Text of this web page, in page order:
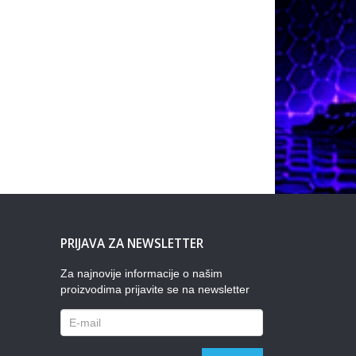
PRIJAVA ZA NEWSLETTER
Za najnovije informacije o našim
proizvodima prijavite se na newsletter